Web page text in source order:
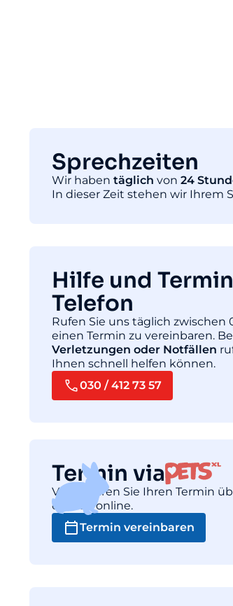
Sprechzeiten
Wir haben täglich von 24
In dieser Zeit stehen wir Ihrem
Hilfe und
Telefon
Rufen Sie uns täglich zwischen
einen Termin zu vereinbaren.
Verletzungen oder Notfällen
Ihnen schnell helfen können.
030 / 412 73 57
Termin via
Vereinbaren Sie Ihren Termin
einfach online.
Termin vereinbaren